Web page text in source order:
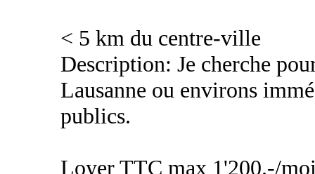
< 5 km du centre-ville
Description: Je cherche
Lausanne ou environs
publics.
Loyer TTC max 1'200.-/